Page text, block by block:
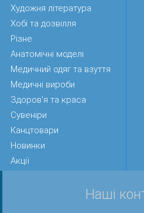
Художня література
Хобі та дозвілля
Різне
Анатомічні моделі
Медичний одяг та взуття
Медичні вироби
Здоров'я та краса
Сувеніри
Канцтовари
Новинки
Акції
Наші